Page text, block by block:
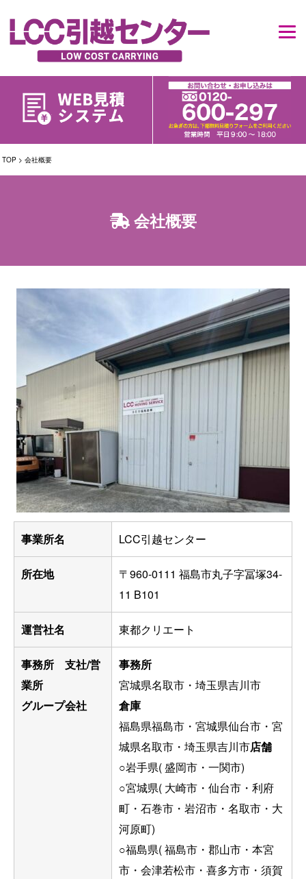
TOP > 会社概要
会社概要
事業所名 LCC引越センター
所在地
〒960-0111 福島市丸子字冨塚34-
11 B101
運営社名 東都クリエート
事務所 支社/営
業所
グループ会社
事務所
宮城県名取市・埼玉県吉川市
倉庫
福島県福島市・宮城県仙台市・宮
城県名取市・埼玉県吉川市店舗
○岩手県( 盛岡市・一関市)
○宮城県( 大崎市・仙台市・利府
町・石巻市・岩沼市・名取市・大
河原町)
○福島県( 福島市・郡山市・本宮
市・会津若松市・喜多方市・須賀